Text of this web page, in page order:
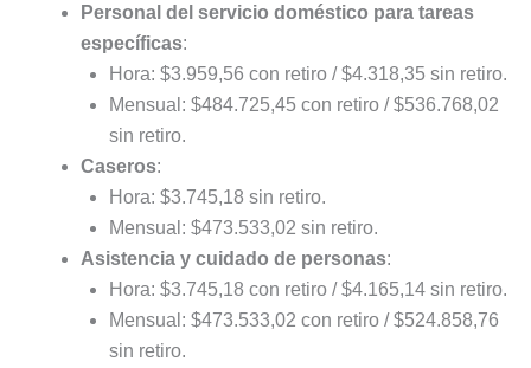
Personal del servicio doméstico para tareas
específicas:
Hora: $3.959,56 con retiro / $4.318,35 sin retiro.
Mensual: $484.725,45 con retiro / $536.768,02
sin retiro.
Caseros:
Hora: $3.745,18 sin retiro.
Mensual: $473.533,02 sin retiro.
Asistencia y cuidado de personas:
Hora: $3.745,18 con retiro / $4.165,14 sin retiro.
Mensual: $473.533,02 con retiro / $524.858,76
sin retiro.